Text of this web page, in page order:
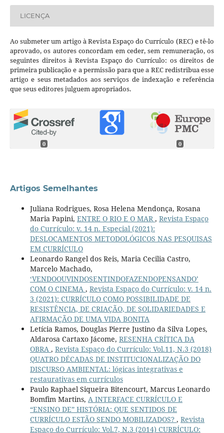
LICENÇA
Ao submeter um artigo à Revista Espaço do Currículo (REC) e tê-lo
aprovado, os autores concordam em ceder, sem remuneração, os
seguintes direitos à Revista Espaço do Currículo: os direitos de
primeira publicação e a permissão para que a REC redistribua esse
artigo e seus metadados aos serviços de indexação e referência
que seus editores julguem apropriados.
0 0
Artigos Semelhantes
Juliana Rodrigues, Rosa Helena Mendonça, Rosana
Maria Papini, ENTRE O RIO E O MAR , Revista Espaço
do Currículo: v. 14 n. Especial (2021):
DESLOCAMENTOS METODOLÓGICOS NAS PESQUISAS
EM CURRÍCULO
Leonardo Rangel dos Reis, Maria Cecilia Castro,
Marcelo Machado,
‘VENDOOUVINDOSENTINDOFAZENDOPENSANDO’
COM O CINEMA , Revista Espaço do Currículo: v. 14 n.
3 (2021): CURRÍCULO COMO POSSIBILIDADE DE
RESISTÊNCIA, DE CRIAÇÃO, DE SOLIDARIEDADES E
AFIRMAÇÃO DE UMA VIDA BONITA
Letícia Ramos, Douglas Pierre Justino da Silva Lopes,
Aldarosa Cartaxo Jácome, RESENHA CRÍTICA DA
OBRA , Revista Espaço do Currículo: Vol.11, N.3 (2018)
QUATRO DÉCADAS DE INSTITUCIONALIZAÇÃO DO
DISCURSO AMBIENTAL: lógicas integrativas e
restaurativas em currículos
Paulo Raphael Siqueira Bitencourt, Marcus Leonardo
Bomfim Martins, A INTERFACE CURRÍCULO E
“ENSINO DE” HISTÓRIA: QUE SENTIDOS DE
CURRÍCULO ESTÃO SENDO MOBILIZADOS? , Revista
Espaço do Currículo: Vol.7, N.3 (2014) CURRÍCULO: